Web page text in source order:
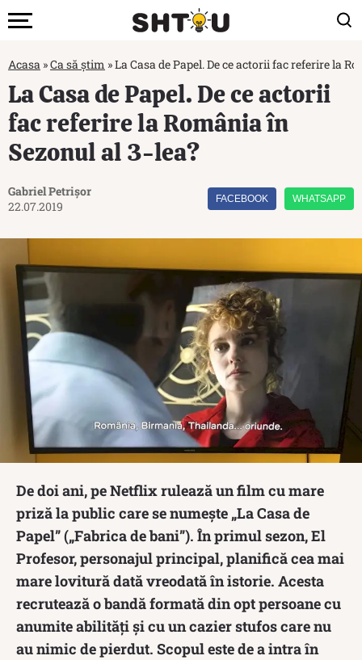
Acasa »Ca să știm »La Casa de Papel. De ce actorii fac referire la
La Casa de Papel. De ce actorii
fac referire la România în
Sezonul al 3-lea?
Gabriel Petrișor
22.07.2019
FACEBOOK WHATSAPP
De doi ani, pe Netflix rulează un film cu mare
priză la public care se numește „La Casa de
Papel” („Fabrica de bani”). În primul sezon, El
Profesor, personajul principal, planifică cea mai
mare lovitură dată vreodată în istorie. Acesta
recrutează o bandă formată din opt persoane cu
anumite abilități și cu un cazier stufos care nu
au nimic de pierdut. Scopul este de a intra în